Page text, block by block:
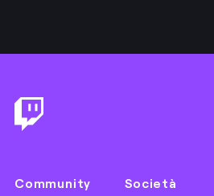
Community Società